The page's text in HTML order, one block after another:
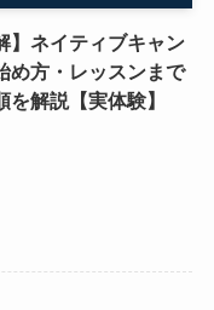
】ネイティブキャン
め方・レッスンまで
を解説【実体験】